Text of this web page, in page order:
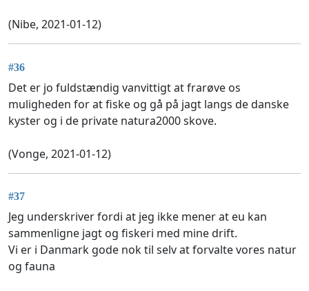
(Nibe, 2021-01-12)
#36
Det er jo fuldstændig vanvittigt at frarøve os
muligheden for at fiske og gå på jagt langs de danske
kyster og i de private natura2000 skove.
(Vonge, 2021-01-12)
#37
Jeg underskriver fordi at jeg ikke mener at eu kan
sammenligne jagt og fiskeri med mine drift.
Vi er i Danmark gode nok til selv at forvalte vores natur
og fauna